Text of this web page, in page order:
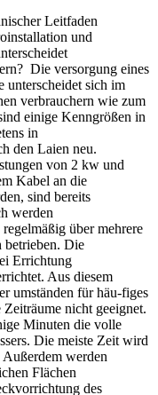
Leitfaden
und
Die versorgung eines
unterscheidet sich im
verbrauchern wie zum
einige Kenngrößen in
in
den Laien neu.
von 2 kw und
Kabel an die
sind bereits
werden
über mehrere
betrieben. Die
Errichtung
Aus diesem
umständen für häu-figes
nicht geeignet.
Minuten die volle
Die meiste Zeit wird
werden
Flächen
des